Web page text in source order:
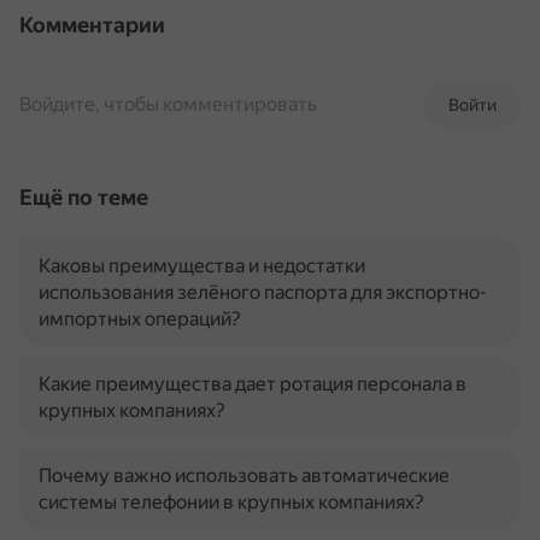
Комментарии
Войти
Войдите, чтобы комментировать
Ещё по теме
Каковы преимущества и недостатки
использования зелёного паспорта для экспортно-
импортных операций?
Какие преимущества дает ротация персонала в
крупных компаниях?
Почему важно использовать автоматические
системы телефонии в крупных компаниях?